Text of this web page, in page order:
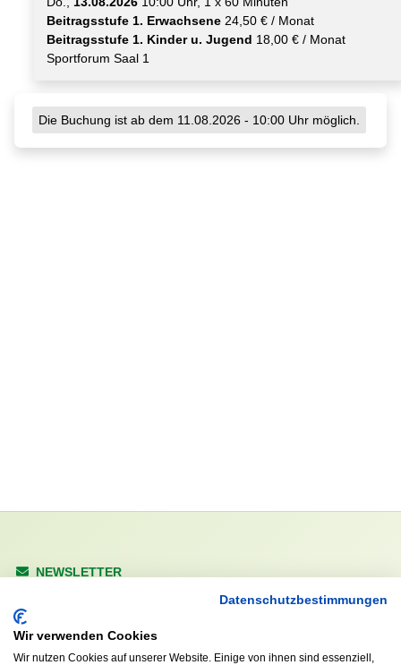
Beitragsstufe 1. Erwachsene 24,50 € / Monat
Beitragsstufe 1. Kinder u. Jugend 18,00 € / Monat
Sportforum Saal 1
Die Buchung ist ab dem 11.08.2026 - 10:00 Uhr möglich.
Datenschutzbestimmungen
Wir verwenden Cookies
Wir nutzen Cookies auf unserer Website. Einige von ihnen sind essenziell,
NEWSLETTER